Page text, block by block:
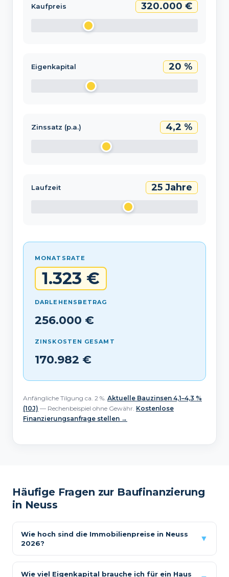
Kaufpreis 320.000 €
Eigenkapital 20 %
Zinssatz (p.a.) 4,2 %
Laufzeit 25 Jahre
MONATSRATE
1.323 €
DARLEHENSBETRAG
256.000 €
ZINSKOSTEN GESAMT
170.982 €
Anfängliche Tilgung ca. 2 %. Aktuelle Bauzinsen 4,1–4,3 %
(10J) — Rechenbeispiel ohne Gewähr. Kostenlose
Finanzierungsanfrage stellen →
Häufige Fragen zur Baufinanzierung
in Neuss
Wie hoch sind die Immobilienpreise in Neuss
2026?
▼
Wie viel Eigenkapital brauche ich für ein Haus